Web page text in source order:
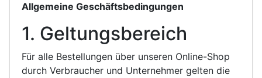
Allgemeine Geschäftsbedingungen
1. Geltungsbereich
Für alle Bestellungen über unseren Online-Shop
durch Verbraucher und Unternehmer gelten die